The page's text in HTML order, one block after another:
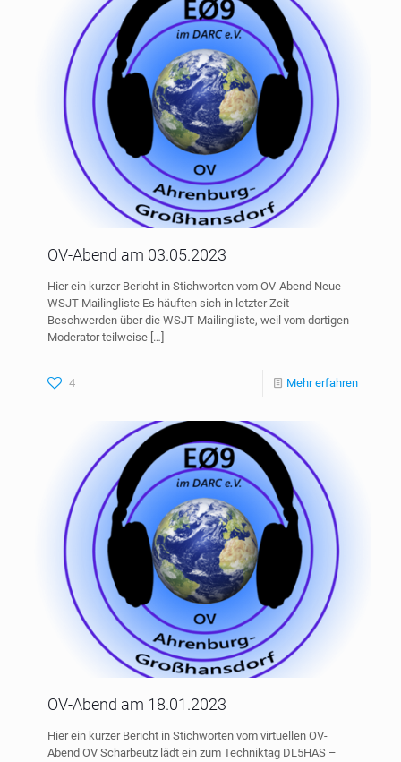
OV-Abend am 03.05.2023
Hier ein kurzer Bericht in Stichworten vom OV-Abend Neue
WSJT-Mailingliste Es häuften sich in letzter Zeit
Beschwerden über die WSJT Mailingliste, weil vom dortigen
Moderator teilweise […]
4 Mehr erfahren
OV-Abend am 18.01.2023
Hier ein kurzer Bericht in Stichworten vom virtuellen OV-
Abend OV Scharbeutz lädt ein zum Techniktag DL5HAS –